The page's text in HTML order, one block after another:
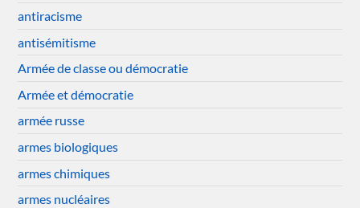
antiracisme
antisémitisme
Armée de classe ou démocratie
Armée et démocratie
armée russe
armes biologiques
armes chimiques
armes nucléaires